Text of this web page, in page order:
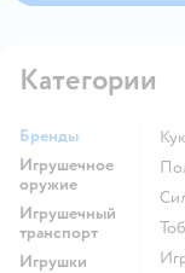
Категории
Бренды
Игрушечное
оружие
Игрушечный
транспорт
Игрушки